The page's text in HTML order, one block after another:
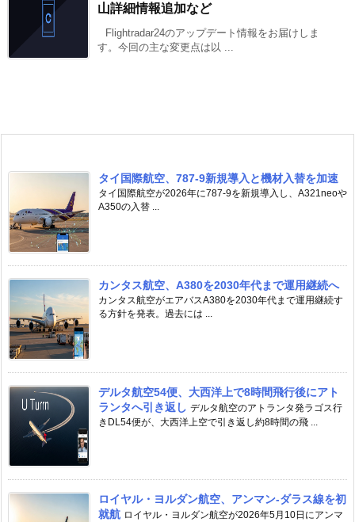
山詳細情報追加など
Flightradar24のアップデート情報をお届けしま
す。今回の主な変更点は以 ...
タイ国際航空、787-9新規導入と機材入替を加速
タイ国際航空が2026年に787-9を新規導入し、A321neoや
A350の入替 ...
カンタス航空、A380を2030年代まで運用継続へ
カンタス航空がエアバスA380を2030年代まで運用継続す
る方針を発表。過去には ...
デルタ航空54便、大西洋上で8時間飛行後にアト
ランタへ引き返し デルタ航空のアトランタ発ラゴス行
きDL54便が、大西洋上空で引き返し約8時間の飛 ...
ロイヤル・ヨルダン航空、アンマン-ダラス線を初
就航 ロイヤル・ヨルダン航空が2026年5月10日にアンマ